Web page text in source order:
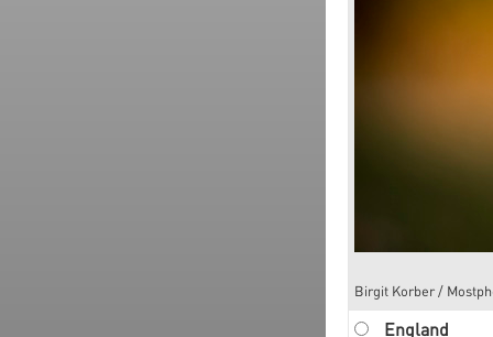
Birgit Korber /
England